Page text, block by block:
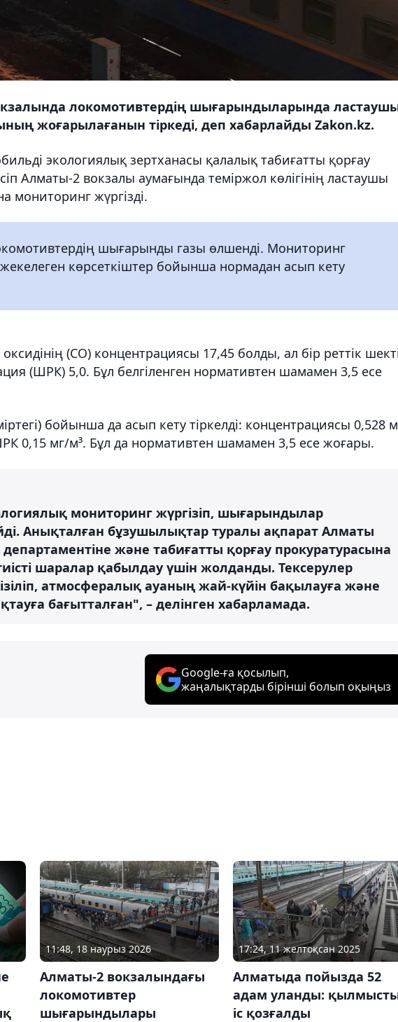
локомотивтердің шығарындыларында
жоғарылағанын тіркеді, деп хабарлайды Zakon.kz.
экологиялық зертханасы қалалық табиғатты қорғау
Алматы-2 вокзалы аумағында теміржол көлігінің ластаушы
мониторинг жүргізді.
шығарынды газы өлшенді. Мониторинг
көрсеткіштер бойынша нормадан асып кету
(CO) концентрациясы 17,45 болды, ал бір реттік
(ШРК) 5,0. Бұл белгіленген нормативтен шамамен 3,5 есе
бойынша да асып кету тіркелді: концентрациясы 0,528
0,15 мг/м³. Бұл да нормативтен шамамен 3,5 есе жоғары.
мониторинг жүргізіп, шығарындылар
Анықталған бұзушылықтар туралы ақпарат Алматы
және табиғатты қорғау прокуратурасына
шаралар қабылдау үшін жолданды. Тексерулер
атмосфералық ауаның жай-күйін бақылауға және
бағытталған", – делінген хабарламада.
Google-ға қосылып,
жаңалықтарды бірінші болып оқыңыз
11:48, 18 наурыз 2026
Алматы-2 вокзалындағы
локомотивтер
шығарындылары
17:24, 11 желтоқсан 2025
Алматыда пойызда 52
адам уланды:
іс қозғалды